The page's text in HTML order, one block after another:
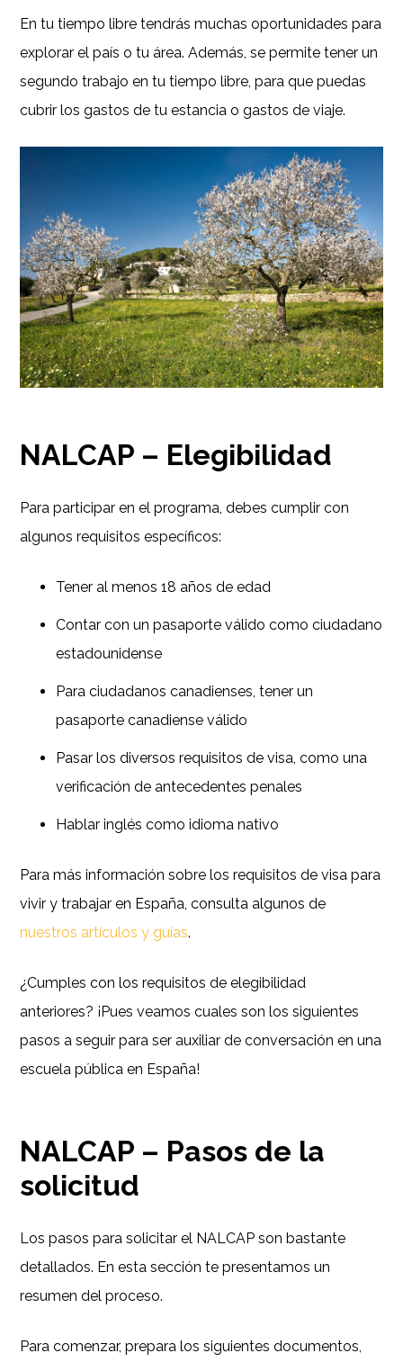
En tu tiempo libre tendrás muchas oportunidades para
explorar el país o tu área. Además, se permite tener un
segundo trabajo en tu tiempo libre, para que puedas
cubrir los gastos de tu estancia o gastos de viaje.
NALCAP – Elegibilidad
Para participar en el programa, debes cumplir con
algunos requisitos específicos:
Tener al menos 18 años de edad
Contar con un pasaporte válido como ciudadano
estadounidense
Para ciudadanos canadienses, tener un
pasaporte canadiense válido
Pasar los diversos requisitos de visa, como una
verificación de antecedentes penales
Hablar inglés como idioma nativo
Para más información sobre los requisitos de visa para
vivir y trabajar en España, consulta algunos de
nuestros artículos y guías.
¿Cumples con los requisitos de elegibilidad
anteriores? ¡Pues veamos cuales son los siguientes
pasos a seguir para ser auxiliar de conversación en una
escuela pública en España!
NALCAP – Pasos de la
solicitud
Los pasos para solicitar el NALCAP son bastante
detallados. En esta sección te presentamos un
resumen del proceso.
Para comenzar, prepara los siguientes documentos,